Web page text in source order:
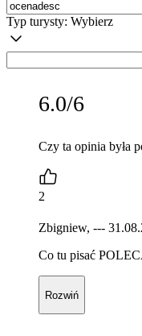
Typ turysty: Wybierz
6.0/6
Czy ta opinia była
2
Zbigniew, ---
Co tu pisać
Rozwiń